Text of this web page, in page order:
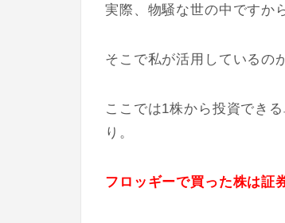
実際、物騒な世の中ですか
そこで私が活用しているの
ここでは1株から投資でき
り。
フロッギーで買った株は証